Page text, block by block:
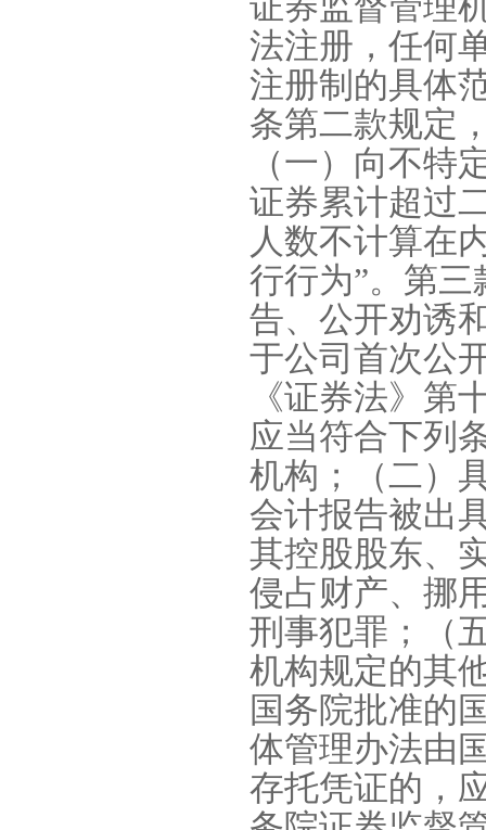
法注册，任何
注册制的具体
条第二款规定
（一）向不特
证券累计超过
人数不计算在
行行为”。第
告、公开劝诱
于公司首次公
《证券法》第
应当符合下列
机构；（二）
会计报告被出
其控股股东、
侵占财产、挪
刑事犯罪；（
机构规定的其
国务院批准的
体管理办法由
存托凭证的，